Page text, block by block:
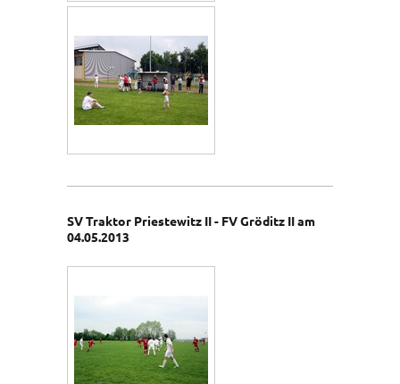
SV Traktor Priestewitz II - FV Gröditz II am
04.05.2013